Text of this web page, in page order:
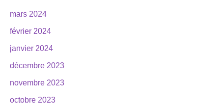
mars 2024
février 2024
janvier 2024
décembre 2023
novembre 2023
octobre 2023